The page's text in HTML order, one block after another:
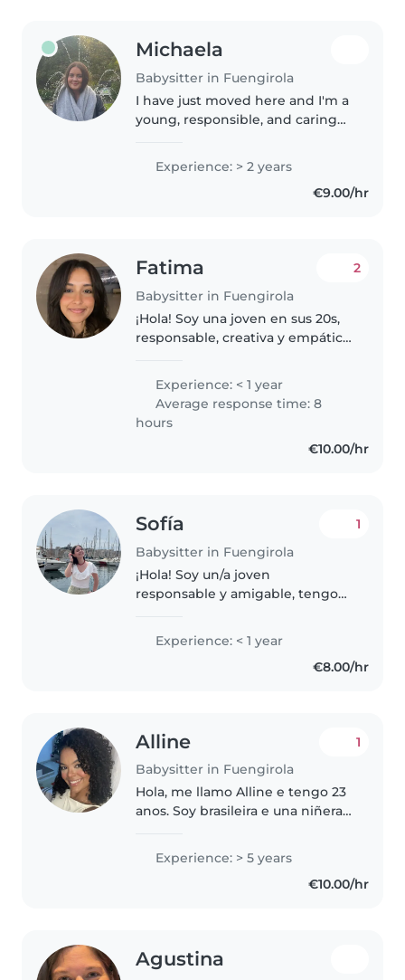
Michaela
Babysitter in Fuengirola
I have just moved here and I'm a
young, responsible, and caring
experience looking after
toddlers, preschoolers, and
Experience: > 2 years
€9.00/hr
Fatima
Babysitter in Fuengirola
2
¡Hola! Soy una joven en sus 20s,
responsable, creativa y empática,
Aunque soy nueva en el mundo
del cuidado infantil como
trabajo, tengo experiencia..
Experience: < 1 year
Average response time: 8
hours
€10.00/hr
Sofía
Babysitter in Fuengirola
1
¡Hola! Soy un/a joven
responsable y amigable, tengo
experiencia como canguro. Me
encanta leer a los niños, hablar
Experience: < 1 year
€8.00/hr
Alline
Babysitter in Fuengirola
1
Hola, me llamo Alline e tengo 23
anos. Soy brasileira e una niñera
cuidadosa con los niños. Tengo
experiencia en cuidar, jugar,
prestar atención y garantizar..
Experience: > 5 years
€10.00/hr
Agustina